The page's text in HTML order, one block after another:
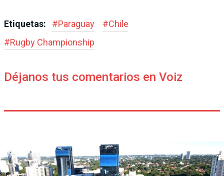
Etiquetas: #Paraguay #Chile
#Rugby Champions­hip
Déjanos tus comentarios en Voiz